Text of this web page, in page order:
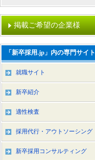
掲載ご希望の企業様
「新卒採用.jp」内の専門サイト
就職サイト
新卒紹介
適性検査
採用代行・アウトソーシング
新卒採用コンサルティング